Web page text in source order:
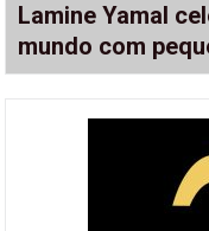
Lamine Yamal
mundo com